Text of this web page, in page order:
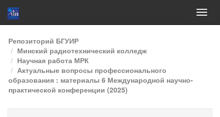
Skip
navigation
Репозиторий БГУИР
Минский радиотехнический колледж
Научная работа МРК
Актуальные вопросы профессионального
образования : материалы 6 Международной научно-
практической конференции (2025)